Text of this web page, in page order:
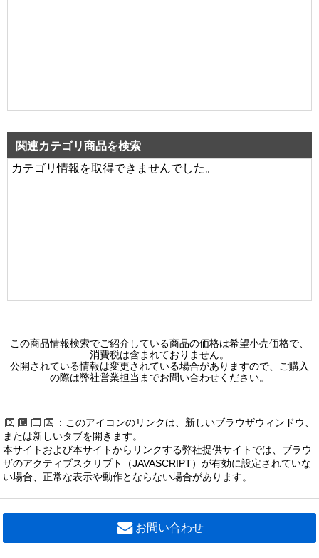
関連カテゴリ商品を検索
カテゴリ情報を取得できませんでした。
この商品情報検索でご紹介している商品の価格は希望小売価格で、
消費税は含まれておりません。
公開されている情報は変更されている場合がありますので、ご購入
の際は弊社営業担当までお問い合わせください。
：このアイコンのリンクは、新しいブラウザウィンドウ、
または新しいタブを開きます。
本サイトおよび本サイトからリンクする弊社提供サイトでは、ブラウ
ザのアクティブスクリプト（JAVASCRIPT）が有効に設定されていな
い場合、正常な表示や動作とならない場合があります。
お問い合わせ